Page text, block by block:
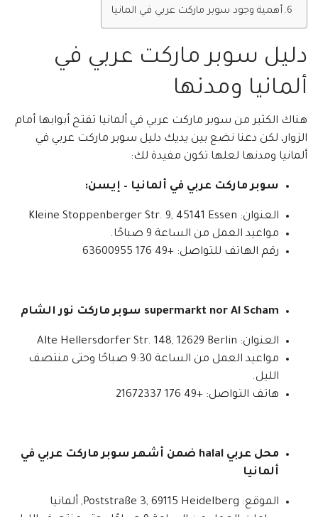
أهمية وجود سوبر ماركت عربي في المانيا
دليل سوبر ماركت عربي في
ألمانيا ومدنها
هناك الكثير من سوبر ماركت عربي في ألمانيا تفتح أبوابها أمام
الزوار، لكن دعنا نضع بين يديك دليل سوبر ماركت عربي في
ألمانيا ومدنها لعلها تكون مفيدة لك:
سوبر ماركت عربي في ألمانيا – إيسن:
العنوان: Kleine Stoppenberger Str. 9, 45141 Essen
مواعيد العمل من الساعة 9 صباحًا.
رقم الهاتف للتواصل: +49 176 63600955
supermarkt nor Al Scham سوبر ماركت نور الشام
العنوان: Alte Hellersdorfer Str. 148, 12629 Berlin
مواعيد العمل من الساعة 9:30 صباحًا وحتى منتصف
الليل.
هاتف التواصل: +49 176 21672337
محل عربي halal ضمن أشهر سوبر ماركت عربي في
ألمانيا
الموقع: Poststraße 3, 69115 Heidelberg, ألمانيا